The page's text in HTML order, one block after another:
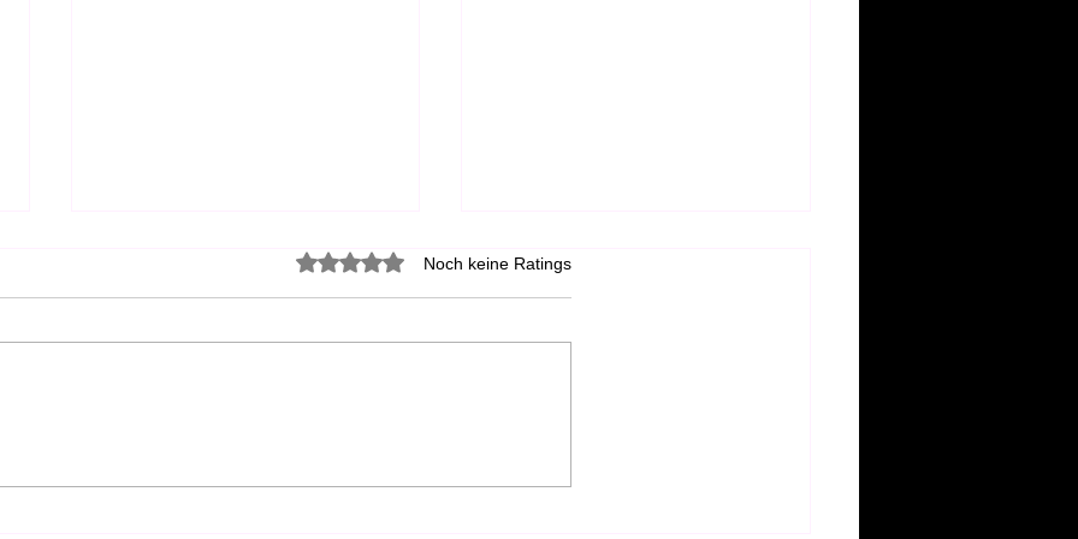
Herzlichen Glückwunsch🍀
RO-Training unter
Mit 0 von 5 Sternen bewertet.
Noch keine Ratings